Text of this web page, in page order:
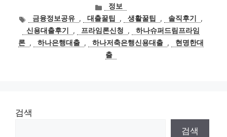
카
테
고
리
정보
태
그
금융정보공유 , 대출꿀팁 , 생활꿀팁 , 솔직후기
,
신용대출후기
, 프라임론신청 ,
하나슈퍼드림프라임
론 , 하나은행대출 , 하나저축은행신용대출 ,
현명한대
출
검색
검색